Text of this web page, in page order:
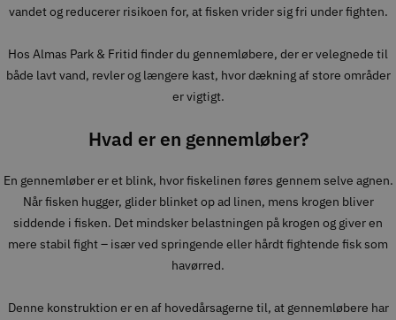
vandet og reducerer risikoen for, at fisken vrider sig fri under fighten.
Hos Almas Park & Fritid finder du gennemløbere, der er velegnede til
både lavt vand, revler og længere kast, hvor dækning af store områder
er vigtigt.
Hvad er en gennemløber?
En gennemløber er et blink, hvor fiskelinen føres gennem selve agnen.
Når fisken hugger, glider blinket op ad linen, mens krogen bliver
siddende i fisken. Det mindsker belastningen på krogen og giver en
mere stabil fight – især ved springende eller hårdt fightende fisk som
havørred.
Denne konstruktion er en af hovedårsagerne til, at gennemløbere har